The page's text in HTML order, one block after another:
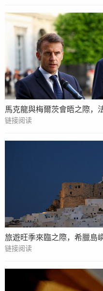
馬克龍與梅爾茨會晤之際，
链接阅读
旅遊旺季來臨之際，希臘島
链接阅读